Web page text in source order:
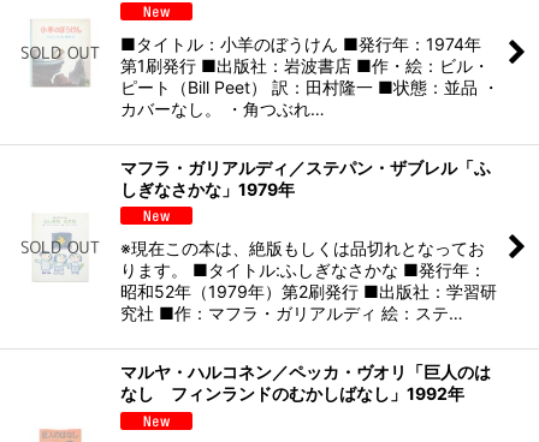
■タイトル：小羊のぼうけん ■発行年：1974年
第1刷発行 ■出版社：岩波書店 ■作・絵：ビル・
ピート（Bill Peet） 訳：田村隆一 ■状態：並品 ・
カバーなし。 ・角つぶれ…
マフラ・ガリアルディ／ステパン・ザブレル「ふ
しぎなさかな」1979年
※現在この本は、絶版もしくは品切れとなってお
ります。 ■タイトル:ふしぎなさかな ■発行年：
昭和52年（1979年）第2刷発行 ■出版社：学習研
究社 ■作：マフラ・ガリアルディ 絵：ステ…
マルヤ・ハルコネン／ペッカ・ヴオリ「巨人のは
なし フィンランドのむかしばなし」1992年